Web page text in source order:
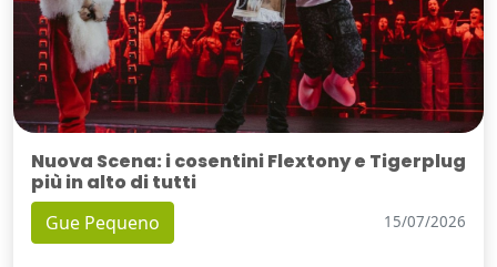
Nuova Scena: i cosentini Flextony e Tigerplug
più in alto di tutti
Gue Pequeno 15/07/2026